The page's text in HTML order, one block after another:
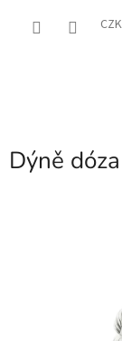
CZK
Dýně